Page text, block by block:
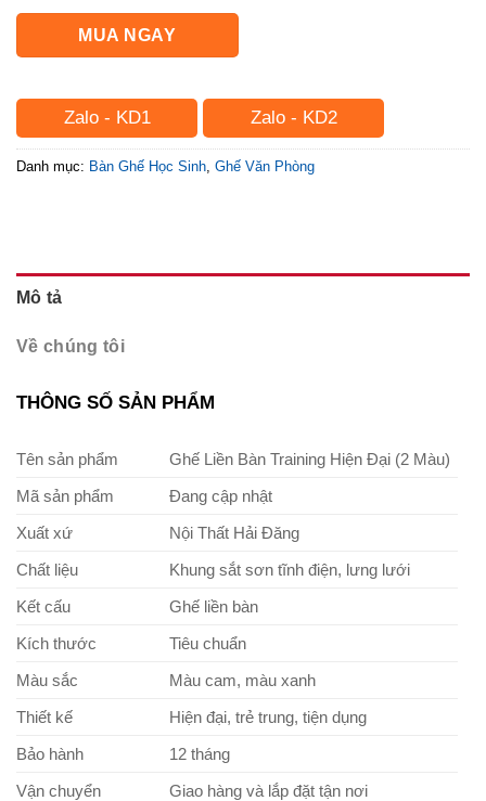
MUA NGAY
Zalo - KD1 Zalo - KD2
Danh mục: Bàn Ghế Học Sinh Ghế Văn Phòng
Mô tả
Về chúng tôi
THÔNG SỐ SẢN PHẨM
Tên sản phẩm
Ghế Liền Bàn Training Hiện Đại (2 Màu)
Mã sản phẩm
Đang cập nhật
Xuất xứ
Nội Thất Hải Đăng
Chất liệu
Khung sắt sơn tĩnh điện, lưng lưới
Kết cấu
Ghế liền bàn
Kích thước
Tiêu chuẩn
Màu sắc
Màu cam, màu xanh
Thiết kế
Hiện đại, trẻ trung, tiện dụng
Bảo hành
12 tháng
Vận chuyển
Giao hàng và lắp đặt tận nơi